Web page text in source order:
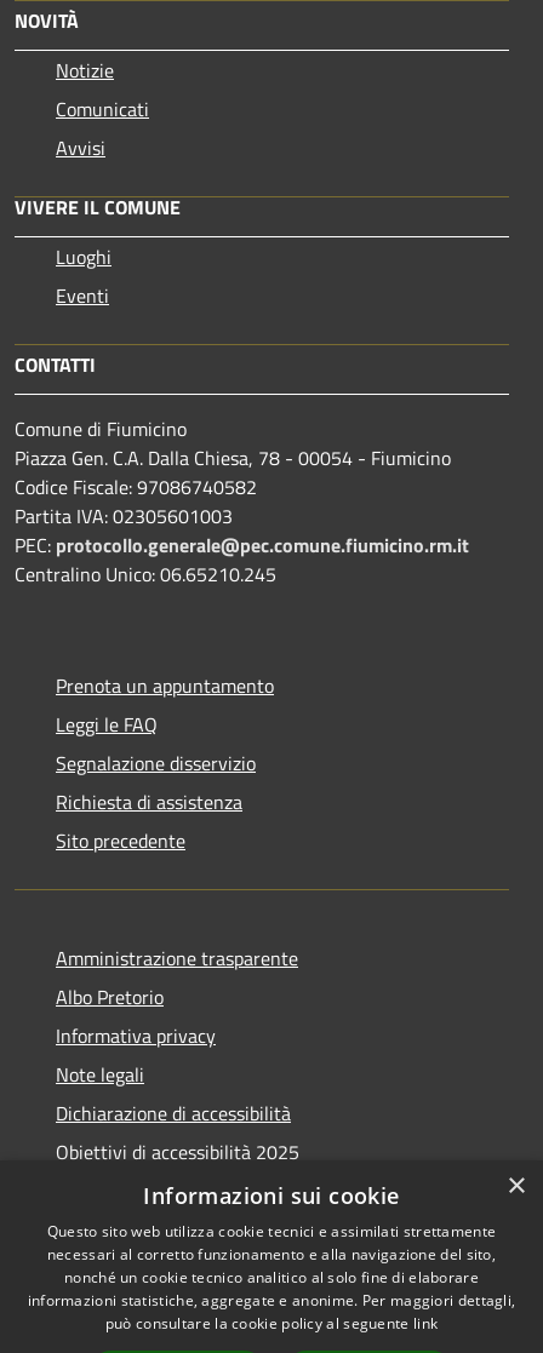
NOVITÀ
Notizie
Comunicati
Avvisi
VIVERE IL COMUNE
Luoghi
Eventi
CONTATTI
Comune di Fiumicino
Piazza Gen. C.A. Dalla Chiesa, 78 - 00054 - Fiumicino
Codice Fiscale: 97086740582
Partita IVA: 02305601003
PEC: protocollo.generale@pec.comune.fiumicino.rm.it
Centralino Unico: 06.65210.245
Prenota un appuntamento
Leggi le FAQ
Segnalazione disservizio
Richiesta di assistenza
Sito precedente
Amministrazione trasparente
Albo Pretorio
Informativa privacy
Note legali
Dichiarazione di accessibilità
Obiettivi di accessibilità 2025
Meccanismo di feedback
RSS
Accessibilità
Copyright © 2026 • Comune di
×
Informazioni sui cookie
Questo sito web utilizza cookie tecnici e assimilati strettamente
necessari al corretto funzionamento e alla navigazione del sito,
nonché un cookie tecnico analitico al solo fine di elaborare
informazioni statistiche, aggregate e anonime. Per maggiori dettagli,
può consultare la cookie policy al seguente link